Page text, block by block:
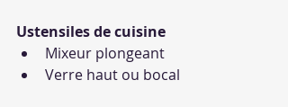
Ustensiles de cuisine
Mixeur plongeant
Verre haut ou bocal